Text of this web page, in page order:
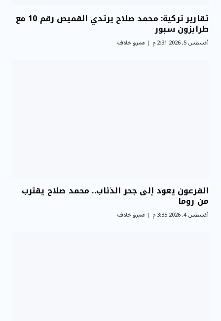
تقارير تركية: محمد صلاح يرتدي القميص رقم 10 مع
طرابزون سبور
أغسطس 5, 2026 2:31 م عمرو خلاف
الفرعون يعود إلى جحر الذئاب.. محمد صلاح يقترب
من روما
أغسطس 4, 2026 3:35 م عمرو خلاف